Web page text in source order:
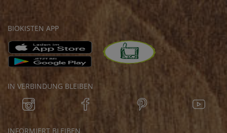
BIOKISTEN APP
IN VERBINDUNG BLEIBEN
INFORMIERT BLEIBEN